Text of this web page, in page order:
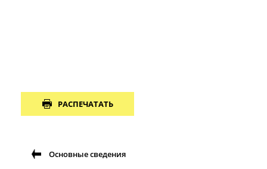
РАСПЕЧАТАТЬ
Основные сведения